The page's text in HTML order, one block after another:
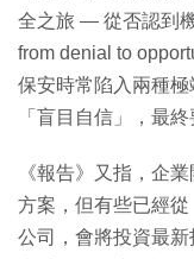
全之旅 — 從否認到
from denial to
保安時常陷入兩種
「盲目自信」，最
《報告》又指，企
方案，但有些已經
公司，會將投資最